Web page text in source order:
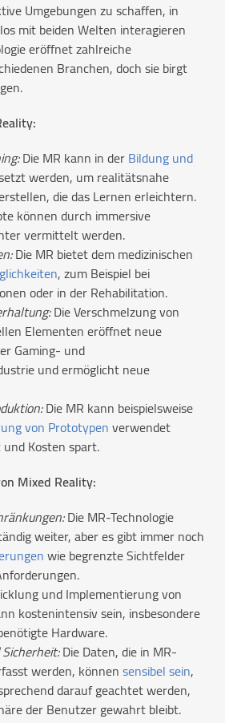
Umgebungen zu schaffen, in
mit beiden Welten interagieren
eröffnet zahlreiche
Branchen, doch sie birgt
Die MR kann in derBildung und
werden, um realitätsnahe
die das Lernen erleichtern.
können durch immersive
vermittelt werden.
Die MR bietet dem medizinischen
, zum Beispiel bei
oder in der Rehabilitation.
Die Verschmelzung von
Elementen eröffnet neue
Gaming- und
und ermöglicht neue
Die MR kann beispielsweise
von Prototypenverwendet
Kosten spart.
Mixed Reality:
Die MR-Technologie
weiter, aber es gibt immer noch
wie begrenzte Sichtfelder
und Implementierung von
kostenintensiv sein, insbesondere
Hardware.
Die Daten, die in MR-
werden, könnensensibel sein,
darauf geachtet werden,
der Benutzer gewahrt bleibt.